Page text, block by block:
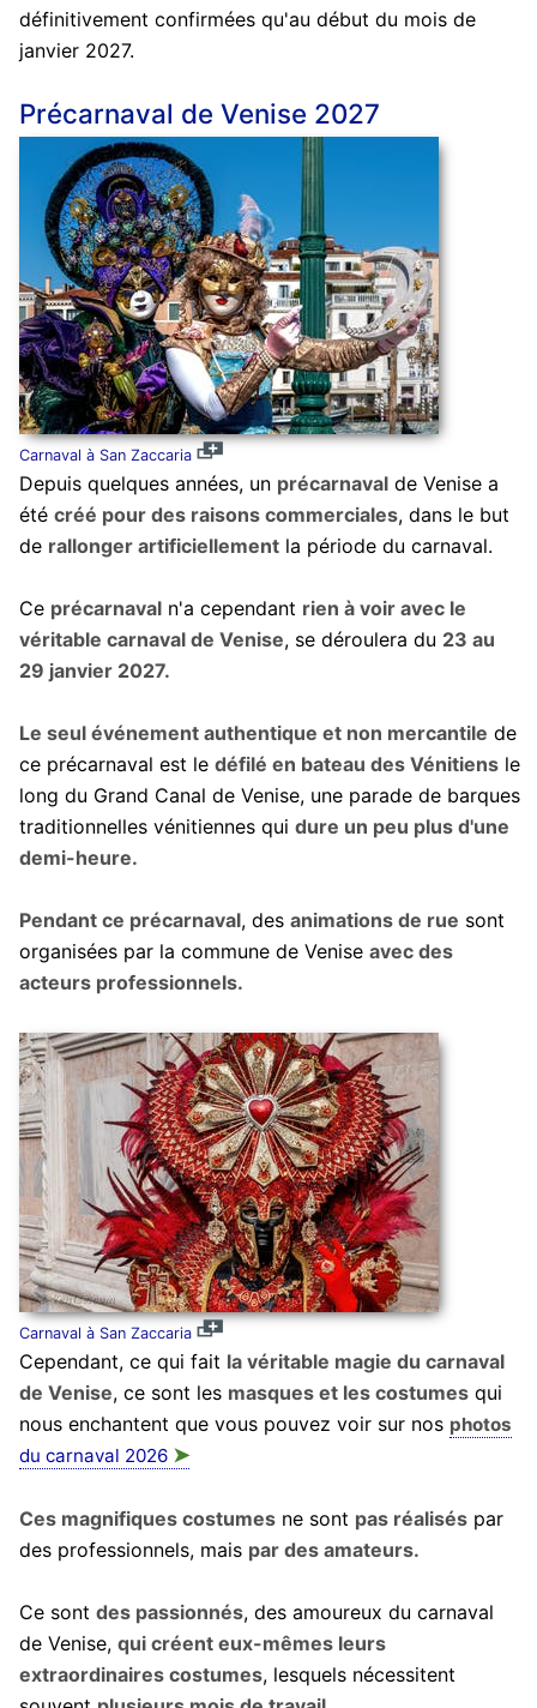
définitivement confirmées qu'au début du mois de
janvier 2027.
Précarnaval de Venise 2027
Carnaval à San Zaccaria
Depuis quelques années, un précarnavalde Venise a
été créé pour des raisons commerciales, dans le but
de rallonger artificiellementla période du carnaval.
Ce précarnavaln'a cependant rien à voir avec le
véritable carnaval de Venise, se déroulera du 23 au
29 janvier 2027.
Le seul événement authentique et non mercantile de
ce précarnaval est le défilé en bateau des Vénitiensle
long du Grand Canal de Venise, une parade de barques
traditionnelles vénitiennes qui dure un peu plus d'une
demi-heure.
Pendant ce précarnaval, des animations de rue sont
organisées par la commune de Venise avec des
acteurs professionnels.
Carnaval à San Zaccaria
Cependant, ce qui fait la véritable magie du carnaval
de Venise, ce sont les masques et les costumesqui
nous enchantent que vous pouvez voir sur nos photos
du carnaval 2026 ➤
Ces magnifiques costumesne sont pas réaliséspar
des professionnels, mais par des amateurs.
Ce sont des passionnés, des amoureux du carnaval
de Venise, qui créent eux-mêmes leurs
extraordinaires costumes, lesquels nécessitent